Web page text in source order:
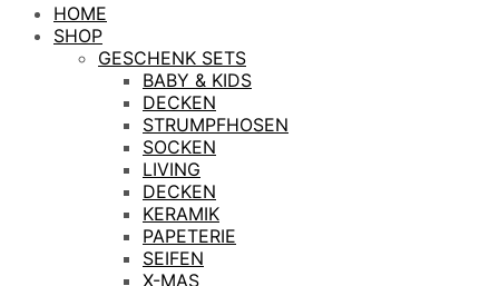
HOME
SHOP
GESCHENK SETS
BABY & KIDS
DECKEN
STRUMPFHOSEN
SOCKEN
LIVING
DECKEN
KERAMIK
PAPETERIE
SEIFEN
X-MAS